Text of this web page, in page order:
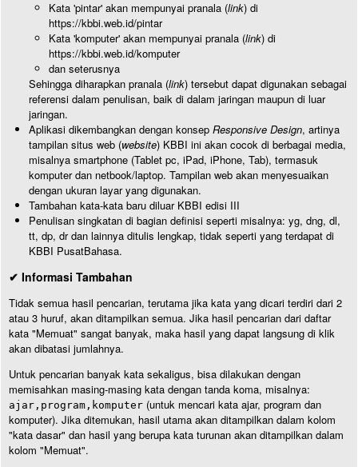
Kata 'pintar' akan mempunyai pranala (link) di
https://kbbi.web.id/pintar
Kata 'komputer' akan mempunyai pranala (link) di
https://kbbi.web.id/komputer
dan seterusnya
Sehingga diharapkan pranala (link) tersebut dapat digunakan sebagai
referensi dalam penulisan, baik di dalam jaringan maupun di luar
jaringan.
Aplikasi dikembangkan dengan konsep Responsive Design, artinya
tampilan situs web (website) KBBI ini akan cocok di berbagai media,
misalnya smartphone (Tablet pc, iPad, iPhone, Tab), termasuk
komputer dan netbook/laptop. Tampilan web akan menyesuaikan
dengan ukuran layar yang digunakan.
Tambahan kata-kata baru diluar KBBI edisi III
Penulisan singkatan di bagian definisi seperti misalnya: yg, dng, dl,
tt, dp, dr dan lainnya ditulis lengkap, tidak seperti yang terdapat di
KBBI PusatBahasa.
✔ Informasi Tambahan
Tidak semua hasil pencarian, terutama jika kata yang dicari terdiri dari 2
atau 3 huruf, akan ditampilkan semua. Jika hasil pencarian dari daftar
kata "Memuat" sangat banyak, maka hasil yang dapat langsung di klik
akan dibatasi jumlahnya.
Untuk pencarian banyak kata sekaligus, bisa dilakukan dengan
memisahkan masing-masing kata dengan tanda koma, misalnya:
ajar,program,komputer (untuk mencari kata ajar, program dan
komputer). Jika ditemukan, hasil utama akan ditampilkan dalam kolom
"kata dasar" dan hasil yang berupa kata turunan akan ditampilkan dalam
kolom "Memuat".